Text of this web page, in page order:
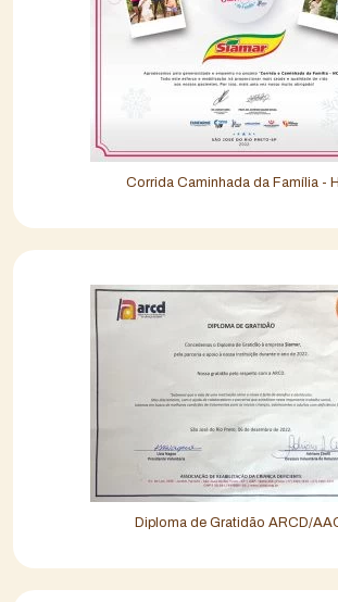
Corrida Caminhada da Família -
Diploma de Gratidão ARCD/